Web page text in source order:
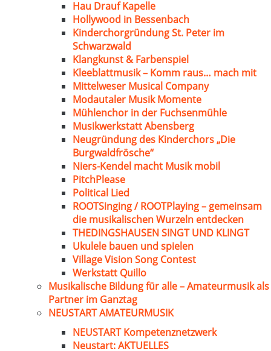
Hau Drauf Kapelle
Hollywood in Bessenbach
Kinderchorgründung St. Peter im
Schwarzwald
Klangkunst & Farbenspiel
Kleeblattmusik – Komm raus… mach mit
Mittelweser Musical Company
Modautaler Musik Momente
Mühlenchor in der Fuchsenmühle
Musikwerkstatt Abensberg
Neugründung des Kinderchors „Die
Burgwaldfrösche“
Niers-Kendel macht Musik mobil
PitchPlease
Political Lied
ROOTSinging / ROOTPlaying – gemeinsam
die musikalischen Wurzeln entdecken
THEDINGSHAUSEN SINGT UND KLINGT
Ukulele bauen und spielen
Village Vision Song Contest
Werkstatt Quillo
Musikalische Bildung für alle – Amateurmusik als
Partner im Ganztag
NEUSTART AMATEURMUSIK
NEUSTART Kompetenznetzwerk
Neustart: AKTUELLES